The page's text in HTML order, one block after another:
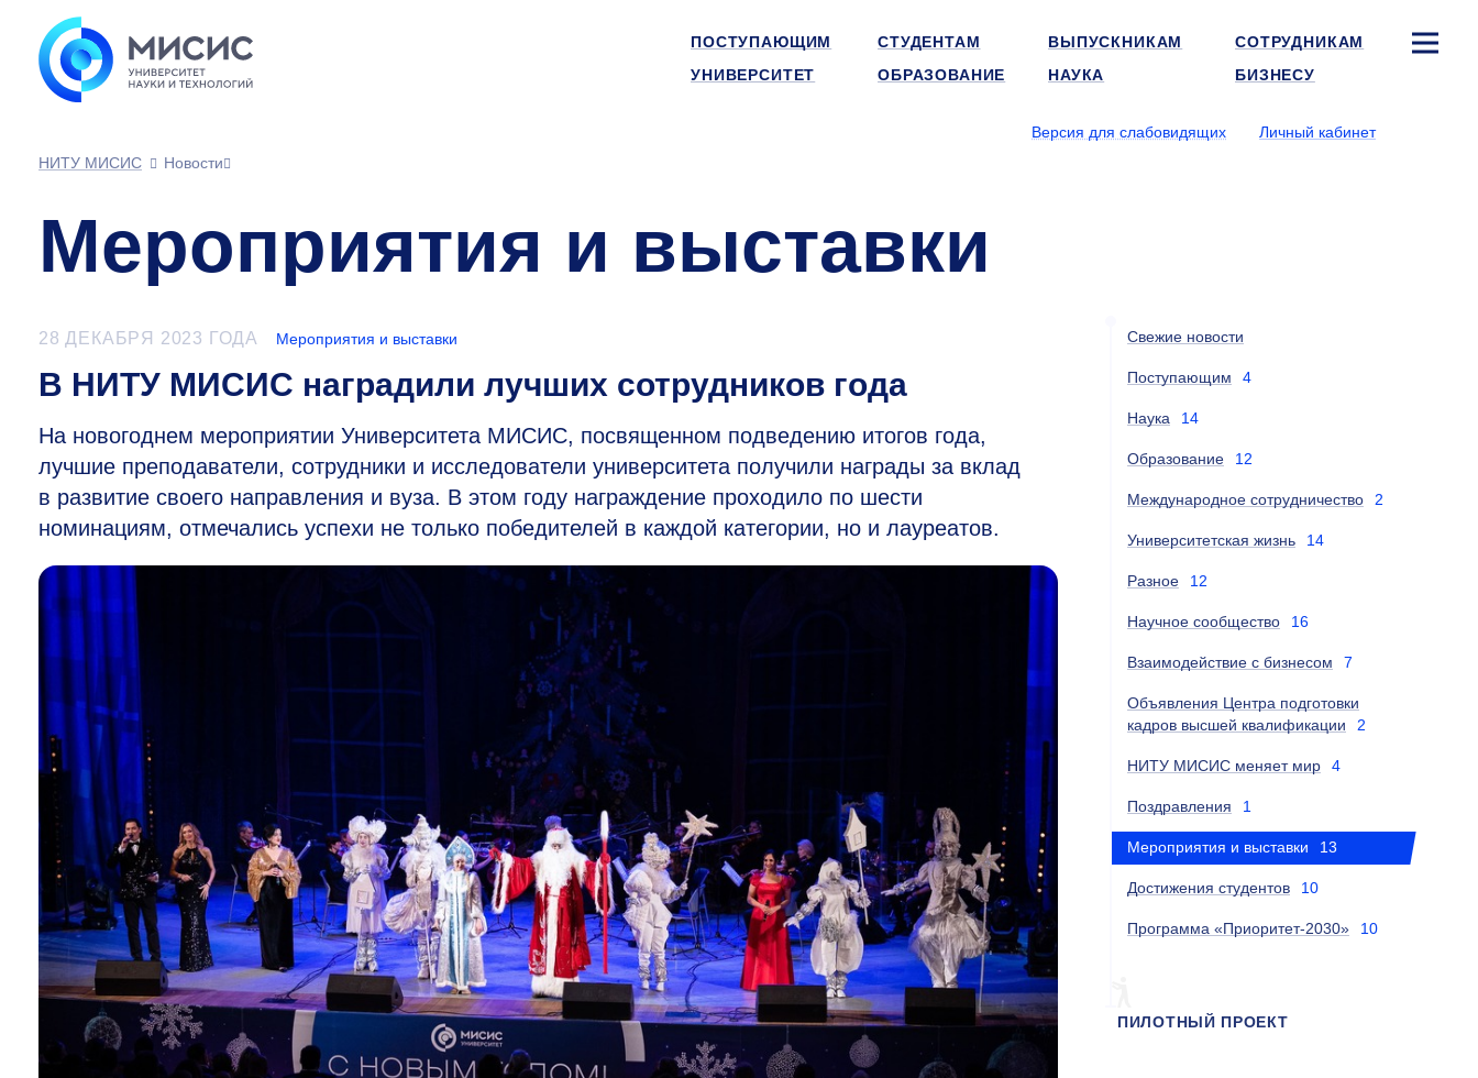
ПОСТУПАЮЩИМ СТУДЕНТАМ ВЫПУСКНИКАМ
СОТРУДНИКАМ
УНИВЕРСИТЕТ
ОБРАЗОВАНИЕ НАУКА БИЗНЕСУ
Версия для слабовидящих
Личный кабинет
НИТУ МИСИС
Новости
Мероприятия и выставки
28 ДЕКАБРЯ 2023 ГОДА Мероприятия и выставки
В НИТУ МИСИС наградили лучших сотрудников года
На новогоднем мероприятии Университета МИСИС, посвященном подведению итогов года,
лучшие преподаватели, сотрудники и исследователи университета получили награды за вклад
в развитие своего направления и вуза. В этом году награждение проходило по шести
номинациям, отмечались успехи не только победителей в каждой категории, но и лауреатов.
Свежие новости
Поступающим 4
Наука 14
Образование 12
Международное сотрудничество 2
Университетская жизнь 14
Разное 12
Научное сообщество 16
Взаимодействие с бизнесом 7
Объявления Центра подготовки
кадров высшей квалификации
2
НИТУ МИСИС меняет мир 4
Поздравления 1
Мероприятия и выставки 13
Достижения студентов 10
Программа «Приоритет-2030» 10
ПИЛОТНЫЙ ПРОЕКТ